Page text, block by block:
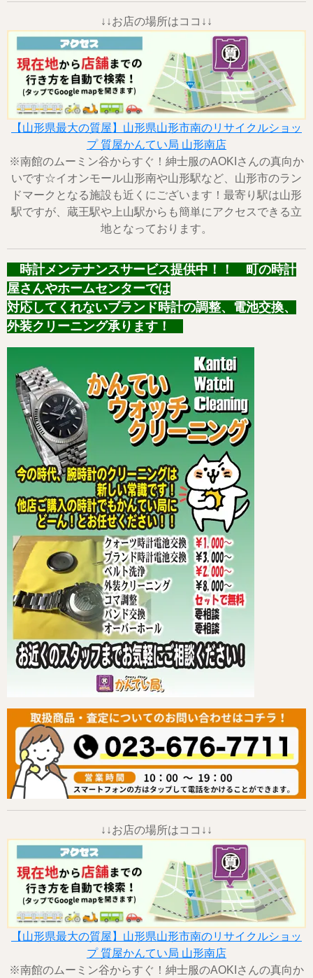
↓↓お店の場所はココ↓↓
【山形県最大の質屋】山形県山形市南のリサイクルショッ
プ 質屋かんてい局 山形南店
※南館のムーミン谷からすぐ！紳士服のAOKIさんの真向か
いです☆イオンモール山形南や山形駅など、山形市のラン
ドマークとなる施設も近くにございます！最寄り駅は山形
駅ですが、蔵王駅や上山駅からも簡単にアクセスできる立
地となっております。
時計メンテナンスサービス提供中！！ 町の時計
屋さんやホームセンターでは
対応してくれないブランド時計の調整、電池交換、
外装クリーニング承ります！
↓↓お店の場所はココ↓↓
【山形県最大の質屋】山形県山形市南のリサイクルショッ
プ 質屋かんてい局 山形南店
※南館のムーミン谷からすぐ！紳士服のAOKIさんの真向か